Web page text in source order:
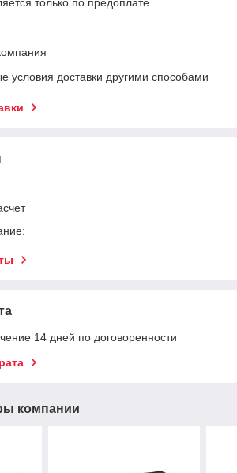
условия доставки другими способами
14 дней по договоренности
компании